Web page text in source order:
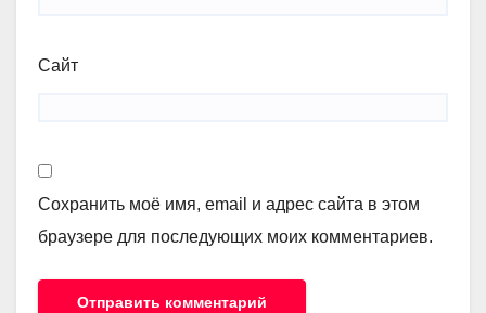
Сайт
Сохранить моё имя, email и адрес сайта в этом
браузере для последующих моих комментариев.